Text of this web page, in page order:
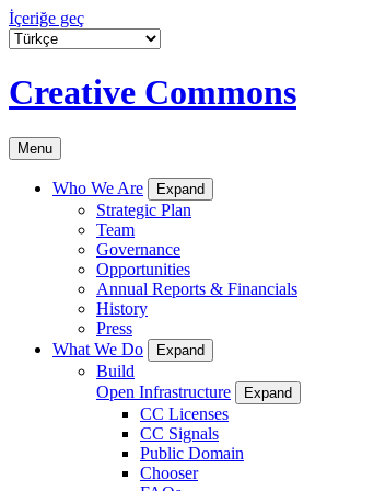
İçeriğe geç
Creative Commons
Menu
Who We Are Expand
Strategic Plan
Team
Governance
Opportunities
Annual Reports & Financials
History
Press
What We Do
Expand
Build
Open Infrastructure
Expand
CC Licenses
CC Signals
Public Domain
Chooser